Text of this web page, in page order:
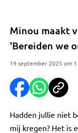
Minou maakt
'Bereiden we
19 september 2025 om
Hadden jullie niet
mij kregen? Het is